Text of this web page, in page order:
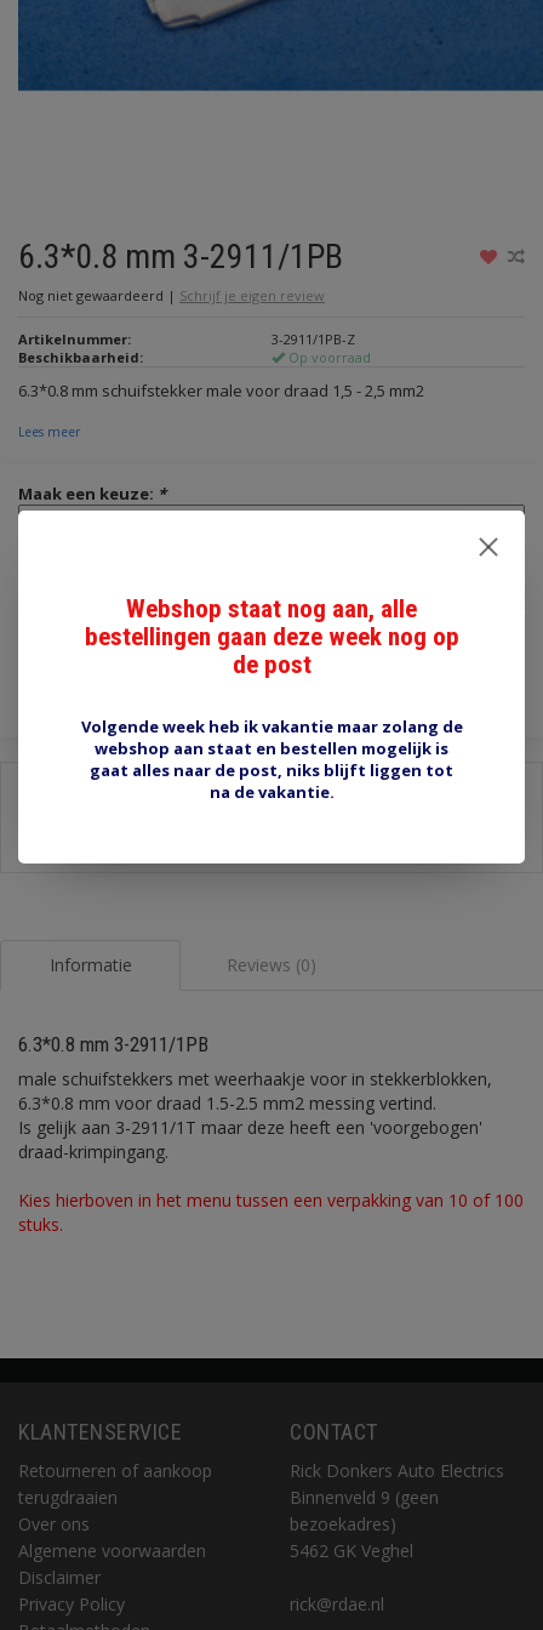
6.3*0.8 mm 3-2911/1PB
Nog niet gewaardeerd | Schrijf je eigen review
Artikelnummer:
3-2911/1PB-Z
Beschikbaarheid:
Op voorraad
6.3*0.8 mm schuifstekker male voor draad 1,5 - 2,5 mm2
Lees meer
Maak een keuze: *
Toevoegen aan winkelwagen
Informatie Reviews (0)
6.3*0.8 mm 3-2911/1PB
male schuifstekkers met weerhaakje voor in stekkerblokken,
6.3*0.8 mm voor draad 1.5-2.5 mm2 messing vertind.
Is gelijk aan 3-2911/1T maar deze heeft een 'voorgebogen'
draad-krimpingang.
Kies hierboven in het menu tussen een verpakking van 10 of 100
stuks.
KLANTENSERVICE
Retourneren of aankoop
terugdraaien
Over ons
Algemene voorwaarden
Disclaimer
Privacy Policy
CONTACT
Rick Donkers Auto Electrics
Binnenveld 9 (geen
bezoekadres)
5462 GK Veghel
rick@rdae.nl
Webshop staat nog aan, alle
bestellingen gaan deze week nog op
de post
Volgende week heb ik vakantie maar zolang de
webshop aan staat en bestellen mogelijk is
gaat alles naar de post, niks blijft liggen tot
na de vakantie.